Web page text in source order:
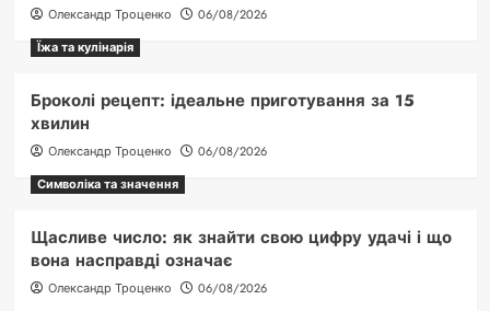
Олександр Троценко
06/08/2026
Їжа та кулінарія
Броколі рецепт: ідеальне приготування за 15
хвилин
Олександр Троценко
06/08/2026
Символіка та значення
Щасливе число: як знайти свою цифру удачі і що
вона насправді означає
Олександр Троценко
06/08/2026